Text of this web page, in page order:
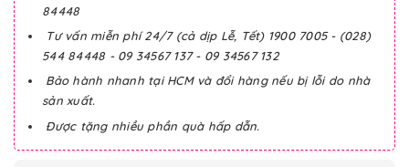
84448
Tư vấn miễn phí 24/7 (cả dịp Lễ, Tết) 1900 7005 - (028)
544 84448 - 09 34567 137 - 09 34567 132
Bảo hành nhanh tại HCM và đổi hàng nếu bị lỗi do nhà
sản xuất.
Được tặng nhiều phần quà hấp dẫn.